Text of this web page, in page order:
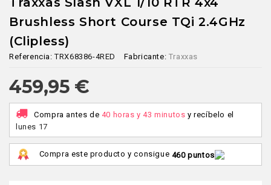
Brushless Short Course TQi 2.4GHz
(Clipless)
Referencia: TRX68386-4RED Fabricante: Traxxas
459,95 €
Compra antes de 40 horas y 43 minutos y recíbelo el
lunes 17
Compra este producto y consigue 460 puntos